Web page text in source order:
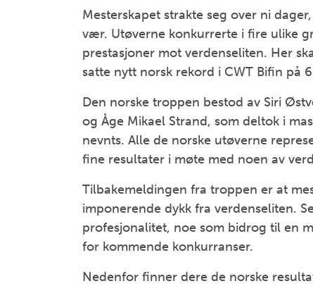
Mesterskapet strakte seg over ni
vær. Utøverne konkurrerte i fire ulike
prestasjoner mot verdenseliten. Her
satte nytt norsk rekord i CWT Bifin på
Den norske troppen bestod av Siri
og Åge Mikael Strand, som deltok i
nevnts. Alle de norske utøverne
fine resultater i møte med noen av
Tilbakemeldingen fra troppen er at
imponerende dykk fra verdenseliten.
profesjonalitet, noe som bidrog til en
for kommende konkurranser.
Nedenfor finner dere de norske